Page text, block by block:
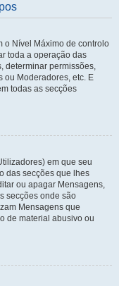
o Nível Máximo de controlo
toda a operação das
determinar permissões,
ou Moderadores, etc. E
todas as secções
em que seu
das secções que lhes
ou apagar Mensagens,
secções onde são
Mensagens que
de material abusivo ou